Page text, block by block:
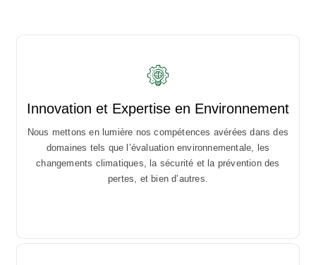
Innovation et Expertise en Environnement
Nous mettons en lumière nos compétences avérées dans des
domaines tels que l’évaluation environnementale, les
changements climatiques, la sécurité et la prévention des
pertes, et bien d’autres.
useful tasks across your best software team.